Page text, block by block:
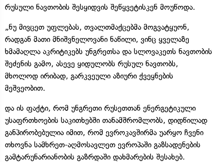
რუსული ნავთობის შესყიდვის შეწყვეტისკენ მოუწოდა.
„ნუ მივცეთ უფლებას, თვალთმაქცებმა მოგვატყუონ,
რადგან მათი მნიშვნელოვანი ნაწილი, ვინც ყველაზე
ხმამაღლა აკრიტიკებს უნგრეთსა და სლოვაკეთს ნავთობის
შეძენის გამო, ასევე ყიდულობს რუსულ ნავთობს,
მხოლოდ ირიბად, გარკვეული აზიური ქვეყნების
მეშვეობით.
და ის ფაქტი, რომ უნგრეთი რუსეთთან ენერგეტიკული
უსაფრთხოების საკითხებში თანამშრომლობს, დიდწილად
განპირობებულია იმით, რომ ევროკავშირმა უარყო ჩვენი
თხოვნა სამხრეთ-აღმოსავლეთ ევროპაში გაზსადენების
გამტარუნარიანობის გაზრდაში დახმარების შესახებ.